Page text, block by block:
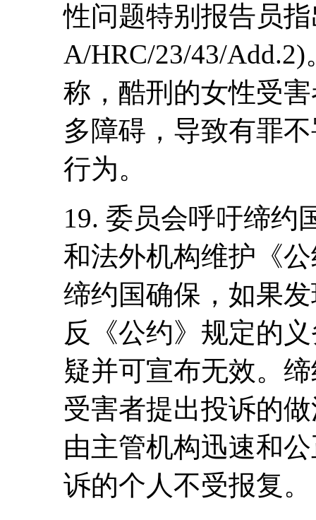
性问题特别报告员
A/HRC/23/43/
称，酷刑的女性受
多障碍，导致有罪
行为。
19. 委员会呼吁缔约
和法外机构维护《
缔约国确保，如果
反《公约》规定的
疑并可宣布无效。
受害者提出投诉的
由主管机构迅速和
诉的个人不受报复。